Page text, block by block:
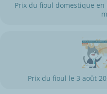
Prix du fioul domestique
Prix du fioul le 3 août